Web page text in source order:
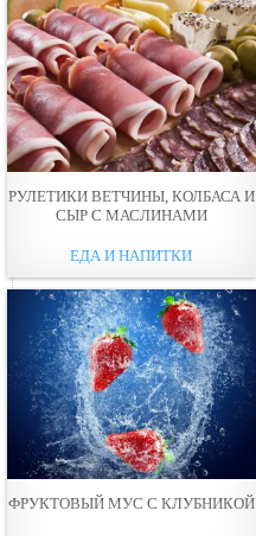
РУЛЕТИКИ ВЕТЧИНЫ, КОЛБАСА И
СЫР С МАСЛИНАМИ
ЕДА И НАПИТКИ
ФРУКТОВЫЙ МУС С КЛУБНИКОЙ